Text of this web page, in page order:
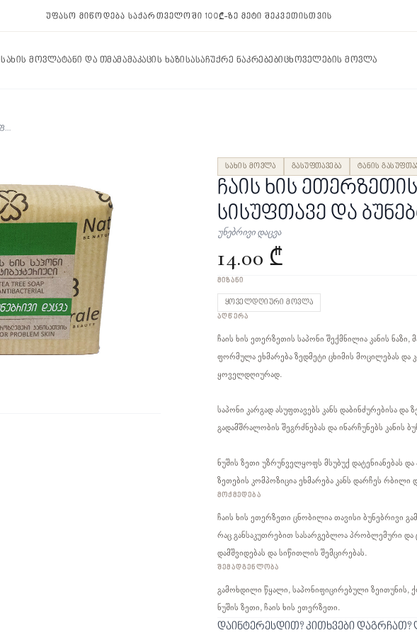
უფასო მიწოდება საქართველოში 100₾-ზე მეტი შეკვეთისთვის
სახის მოვლატანი და თმამამაკაცის ხაზისასაჩუქრე ნაკრებებიცხოველების მოვლა
ჩაის ხის ეთერზეთის საპონი – სისუფთავე და ბუნებრივი დაცვა
სახის მოვლა გასუფთავება ტანის
ჩაის ხის
სისუფთავე და
უნებრივი დაცვა
14.00 ₾
ᲛᲘᲖᲐᲜᲘ
ყოველდღიური მოვლა
ᲐᲦᲬᲔᲠᲐ
ჩაის ხის ეთერზეთის საპონი შექმნილია კანის ნაზი,
ფორმულა ეხმარება ზედმეტი ცხიმის მოცილებას და
ყოველდღიურად.
საპონი კარგად ასუფთავებს კანს დაბინძურებისა და
გადამშრალობის შეგრძნებას და ინარჩუნებს კანის
ნუშის ზეთი უზრუნველყოფს მსუბუქ დატენიანებას
ზეთების კომპოზიცია ეხმარება კანს დარჩეს
ᲛᲝᲥᲛᲔᲓᲔᲑᲐ
ჩაის ხის ეთერზეთი ცნობილია თავისი ბუნებრივი
რაც განსაკუთრებით სასარგებლოა პრობლემური და
დამშვიდებას და სიწითლის შემცირებას.
ᲨᲔᲛᲐᲓᲒᲔᲜᲚᲝᲑᲐ
გამოხდილი წყალი, საპონიფიცირებული ზეითუნის,
ნუშის ზეთი, ჩაის ხის ეთერზეთი.
დაინტერესდით? კითხვები დაგრჩათ?